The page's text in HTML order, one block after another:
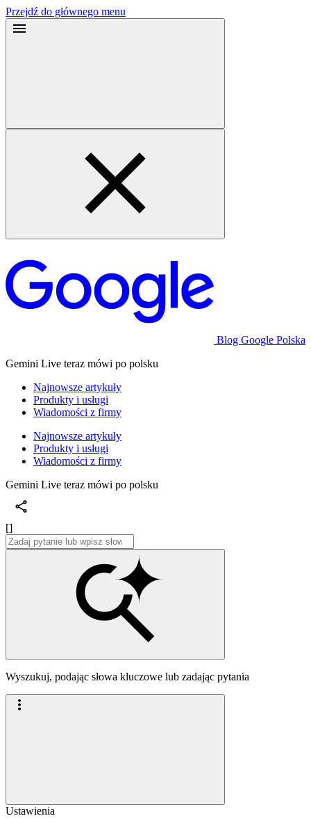
Przejdź do głównego menu
Blog Google Polska
Gemini Live teraz mówi po polsku
Najnowsze artykuły
Produkty i usługi
Wiadomości z firmy
Najnowsze artykuły
Produkty i usługi
Wiadomości z firmy
Gemini Live teraz mówi po polsku
[]
Wyszukuj, podając słowa kluczowe lub zadając pytania
Ustawienia